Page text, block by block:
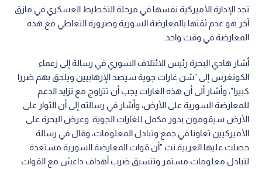
تجد الإدارة الأميركية نفسها في مرحلة التخطيط العسكري في مازق
آخر هو عدم ثقتها بالمعارضة السورية وضرورة التعاطي مع هذه
المعارضة في وقت واحد.
أشار هادي البحرة رئيس الائتلاف السوري في رسالة إلى زعماء
الكونغرس إلى "شن غارات جوية سيصد الإرهابيين ويلحق بهم ضررا
كبيرا"، وأشار ألى أن هذه الغارات يجب أن تتزاوج مع تزايد الدعم
للمعارضة السورية على الأرض، وأشار في رسالته إلى أن الثوار على
الأرض سيقومون بدور مكمل للغارات الجوية. وعرض البحرة على
الأميركيين تعاونا في جمع وتبادل المعلومات، وقال في رسالة
حصلت عليها العربية.نت "أن قوات المعارضة السورية مستعدة
لتبادل معلومات مستمر وتنسيق ضرب أهداف داعش مع القوات